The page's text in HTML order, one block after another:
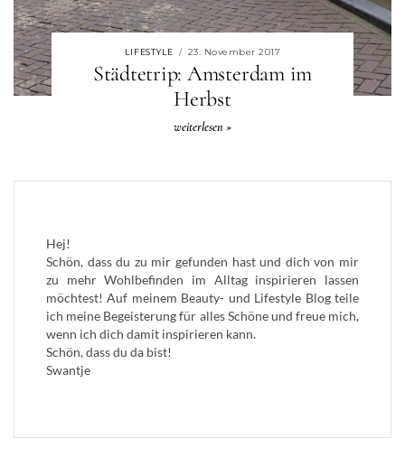
LIFESTYLE / 23. November 2017
Städtetrip: Amsterdam im
Herbst
weiterlesen »
Hej!
Schön, dass du zu mir gefunden hast und dich von mir
zu mehr Wohlbefinden im Alltag inspirieren lassen
möchtest! Auf meinem Beauty- und Lifestyle Blog teile
ich meine Begeisterung für alles Schöne und freue mich,
wenn ich dich damit inspirieren kann.
Schön, dass du da bist!
Swantje